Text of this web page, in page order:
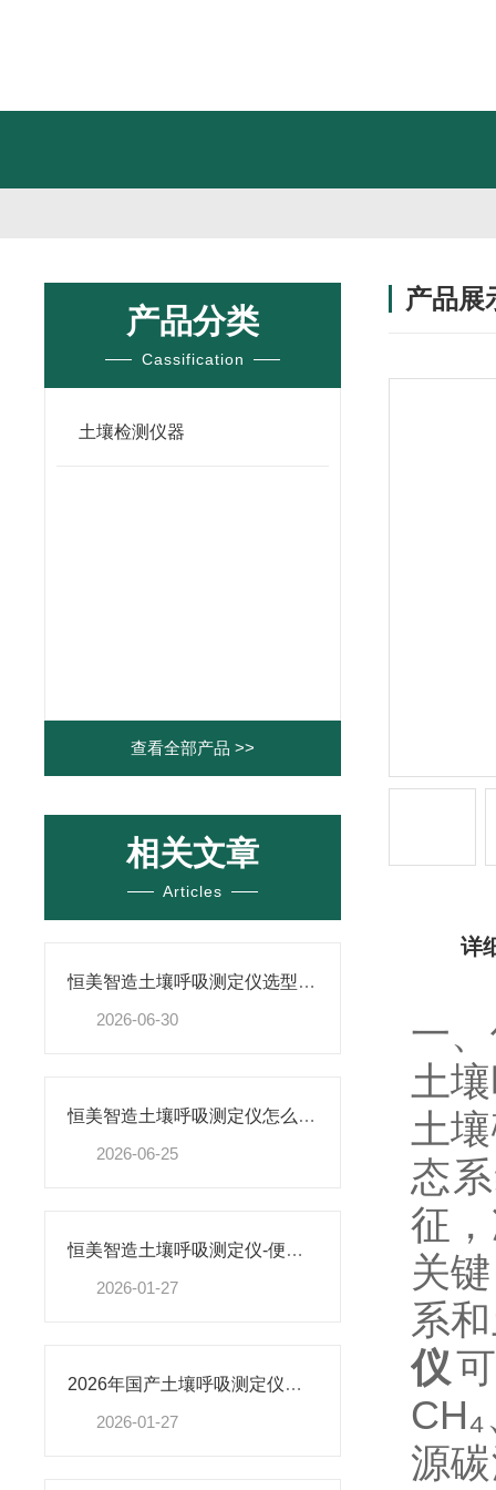
产品分类
Cassification
土壤检测仪器
查看全部产品 >>
相关文章
Articles
恒美智造土壤呼吸测定仪选型指南：土壤温室气体测量仪场景适配机型对比分析
2026-06-30
恒美智造土壤呼吸测定仪怎么选？土壤温室气体分析仪型号对比测评
2026-06-25
恒美智造土壤呼吸测定仪-便携式土壤温室气体分析仪产品知识图谱报告书
2026-01-27
2026年国产土壤呼吸测定仪品牌排名发布 恒美智造居首
2026-01-27
产品展
详
一
土
土
态
征
关
系
仪
源